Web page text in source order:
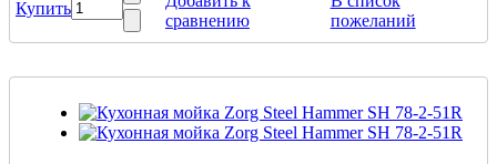
Купить
сравнению
пожеланий